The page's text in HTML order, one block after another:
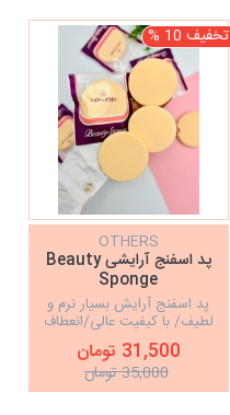
تخفیف 10 %
OTHERS
پد اسفنج آرایشی Beauty
Sponge
پد اسفنج آرایش بسیار نرم و
لطیف/ با کیفیت عالی/انعطاف
پذیر
31,500 تومان
35,000 تومان